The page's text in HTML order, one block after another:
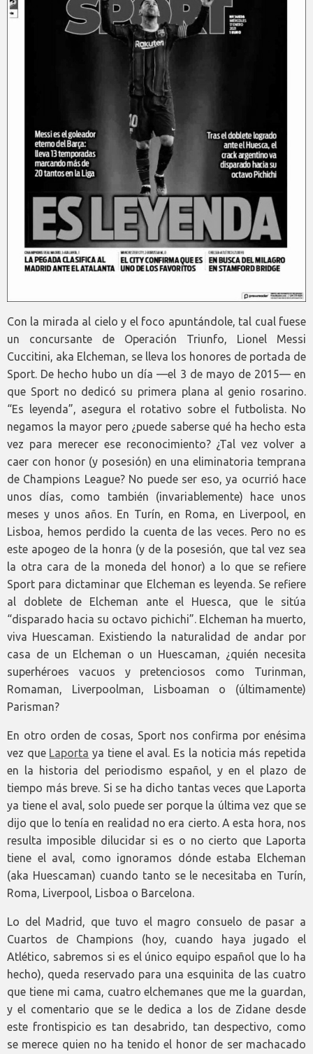
Con la mirada al cielo y el foco apuntándole, tal cual fuese
un concursante de Operación Triunfo, Lionel Messi
Cuccitini, aka Elcheman, se lleva los honores de portada de
Sport. De hecho hubo un día —el 3 de mayo de 2015— en
que Sport no dedicó su primera plana al genio rosarino.
“Es leyenda”, asegura el rotativo sobre el futbolista. No
negamos la mayor pero ¿puede saberse qué ha hecho esta
vez para merecer ese reconocimiento? ¿Tal vez volver a
caer con honor (y posesión) en una eliminatoria temprana
de Champions League? No puede ser eso, ya ocurrió hace
unos días, como también (invariablemente) hace unos
meses y unos años. En Turín, en Roma, en Liverpool, en
Lisboa, hemos perdido la cuenta de las veces. Pero no es
este apogeo de la honra (y de la posesión, que tal vez sea
la otra cara de la moneda del honor) a lo que se refiere
Sport para dictaminar que Elcheman es leyenda. Se refiere
al doblete de Elcheman ante el Huesca, que le sitúa
“disparado hacia su octavo pichichi”. Elcheman ha muerto,
viva Huescaman. Existiendo la naturalidad de andar por
casa de un Elcheman o un Huescaman, ¿quién necesita
superhéroes vacuos y pretenciosos como Turinman,
Romaman, Liverpoolman, Lisboaman o (últimamente)
Parisman?
En otro orden de cosas, Sport nos confirma por enésima
vez que Laporta ya tiene el aval. Es la noticia más repetida
en la historia del periodismo español, y en el plazo de
tiempo más breve. Si se ha dicho tantas veces que Laporta
ya tiene el aval, solo puede ser porque la última vez que se
dijo que lo tenía en realidad no era cierto. A esta hora, nos
resulta imposible dilucidar si es o no cierto que Laporta
tiene el aval, como ignoramos dónde estaba Elcheman
(aka Huescaman) cuando tanto se le necesitaba en Turín,
Roma, Liverpool, Lisboa o Barcelona.
Lo del Madrid, que tuvo el magro consuelo de pasar a
Cuartos de Champions (hoy, cuando haya jugado el
Atlético, sabremos si es el único equipo español que lo ha
hecho), queda reservado para una esquinita de las cuatro
que tiene mi cama, cuatro elchemanes que me la guardan,
y el comentario que se le dedica a los de Zidane desde
este frontispicio es tan desabrido, tan despectivo, como
se merece quien no ha tenido el honor de ser machacado